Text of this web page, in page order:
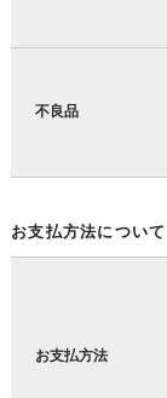
不良品
お支払方法について
お支払方法